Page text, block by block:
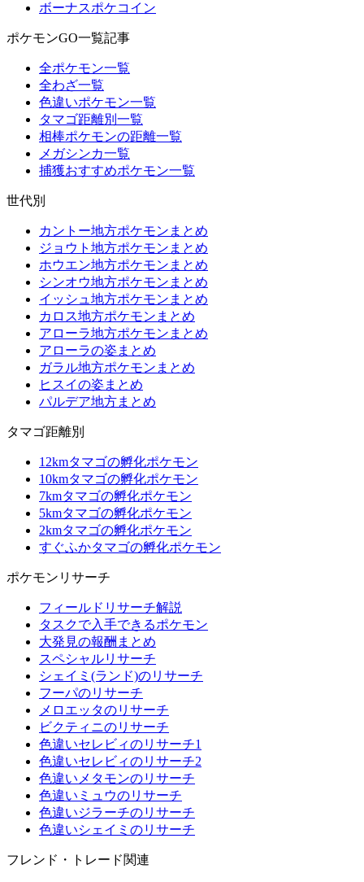
ボーナスポケコイン
ポケモンGO一覧記事
全ポケモン一覧
全わざ一覧
色違いポケモン一覧
タマゴ距離別一覧
相棒ポケモンの距離一覧
メガシンカ一覧
捕獲おすすめポケモン一覧
世代別
カントー地方ポケモンまとめ
ジョウト地方ポケモンまとめ
ホウエン地方ポケモンまとめ
シンオウ地方ポケモンまとめ
イッシュ地方ポケモンまとめ
カロス地方ポケモンまとめ
アローラ地方ポケモンまとめ
アローラの姿まとめ
ガラル地方ポケモンまとめ
ヒスイの姿まとめ
パルデア地方まとめ
タマゴ距離別
12kmタマゴの孵化ポケモン
10kmタマゴの孵化ポケモン
7kmタマゴの孵化ポケモン
5kmタマゴの孵化ポケモン
2kmタマゴの孵化ポケモン
すぐふかタマゴの孵化ポケモン
ポケモンリサーチ
フィールドリサーチ解説
タスクで入手できるポケモン
大発見の報酬まとめ
スペシャルリサーチ
シェイミ(ランド)のリサーチ
フーパのリサーチ
メロエッタのリサーチ
ビクティニのリサーチ
色違いセレビィのリサーチ1
色違いセレビィのリサーチ2
色違いメタモンのリサーチ
色違いミュウのリサーチ
色違いジラーチのリサーチ
色違いシェイミのリサーチ
フレンド・トレード関連